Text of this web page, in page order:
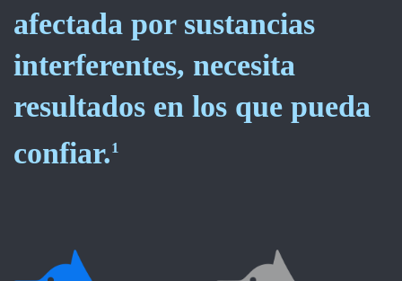
afectada por sustancias
interferentes, necesita
resultados en los que pueda
confiar.1